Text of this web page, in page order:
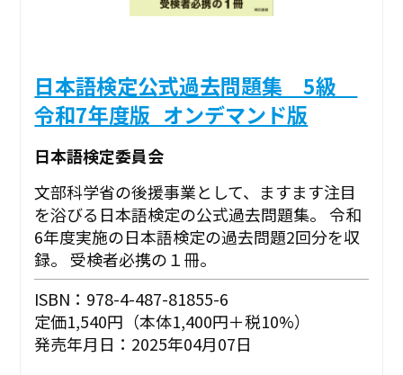
日本語検定公式過去問題集 5級
令和7年度版_オンデマンド版
日本語検定委員会
文部科学省の後援事業として、ますます注目
を浴びる日本語検定の公式過去問題集。 令和
6年度実施の日本語検定の過去問題2回分を収
録。 受検者必携の１冊。
ISBN：978-4-487-81855-6
定価1,540円（本体1,400円＋税10%）
発売年月日：2025年04月07日